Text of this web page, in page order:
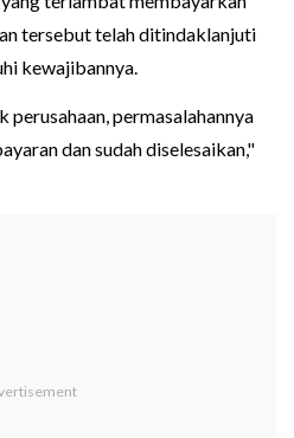
tersebut telah ditindaklanjuti
kewajibannya.
perusahaan, permasalahannya
dan sudah diselesaikan,"